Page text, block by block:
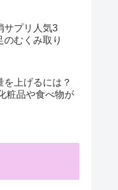
サプリ人気3
のむくみ取り
を上げるには？
粧品や食べ物が